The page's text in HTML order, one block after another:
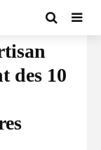
des 10